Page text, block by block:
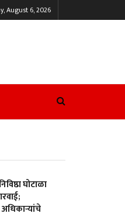
August 6, 2026
घोटाळा